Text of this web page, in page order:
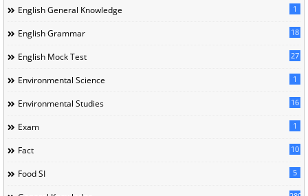
English General Knowledge 1
English Grammar 18
English Mock Test 27
Environmental Science 1
Environmental Studies 16
Exam 1
Fact 10
Food SI 5